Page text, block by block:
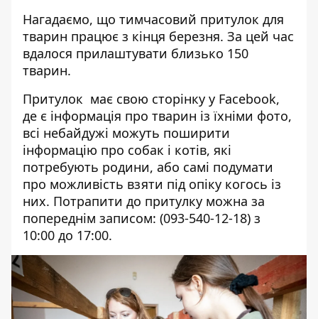
Нагадаємо, що тимчасовий притулок для
тварин працює з кінця березня. За цей час
вдалося прилаштувати близько 150
тварин.
Притулок має свою сторінку у Facebook,
де є інформація про тварин із їхніми фото,
всі небайдужі можуть поширити
інформацію про собак і котів, які
потребують родини, або самі подумати
про можливість взяти під опіку когось із
них. Потрапити до притулку можна за
попереднім записом: (093-540-12-18) з
10:00 до 17:00.